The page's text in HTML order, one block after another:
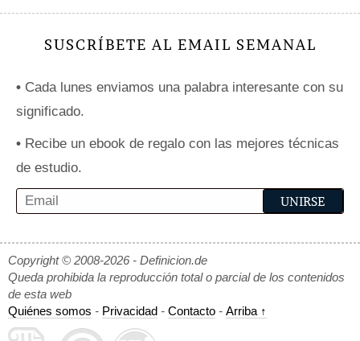
SUSCRÍBETE AL EMAIL SEMANAL
• Cada lunes enviamos una palabra interesante con su
significado.
• Recibe un ebook de regalo con las mejores técnicas
de estudio.
Copyright © 2008-2026 - Definicion.de
Queda prohibida la reproducción total o parcial de los contenidos
de esta web
Quiénes somos - Privacidad - Contacto - Arriba ↑